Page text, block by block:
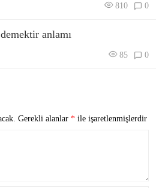
810 0
anlamı
85 0
Gerekli alanlar * ile işaretlenmişlerdir